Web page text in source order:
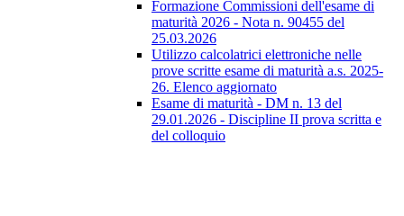
Formazione Commissioni dell'esame di
maturità 2026 - Nota n. 90455 del
25.03.2026
Utilizzo calcolatrici elettroniche nelle
prove scritte esame di maturità a.s. 2025-
26. Elenco aggiornato
Esame di maturità - DM n. 13 del
29.01.2026 - Discipline II prova scritta e
del colloquio